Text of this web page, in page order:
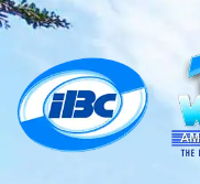
Skip
content